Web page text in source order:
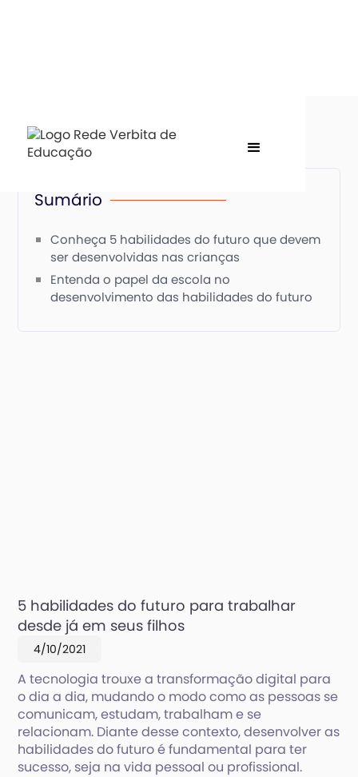
Sumário
Conheça 5 habilidades do futuro que devem
ser desenvolvidas nas crianças
Entenda o papel da escola no
desenvolvimento das habilidades do futuro
5 habilidades do futuro para trabalhar
desde já em seus filhos
4/10/2021
A tecnologia trouxe a transformação digital para
o dia a dia, mudando o modo como as pessoas se
comunicam, estudam, trabalham e se
relacionam. Diante desse contexto, desenvolver as
habilidades do futuro é fundamental para ter
sucesso, seja na vida pessoal ou profissional.